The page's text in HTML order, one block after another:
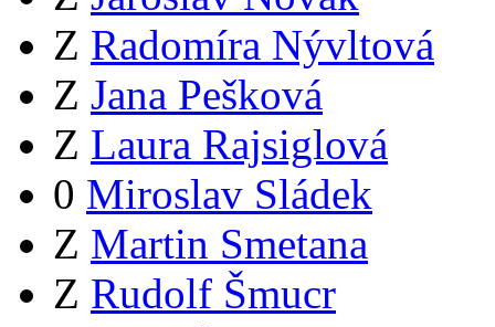
Z Radomíra Nývltová
Z Jana Pešková
Z Laura Rajsiglová
0 Miroslav Sládek
Z Martin Smetana
Z Rudolf Šmucr